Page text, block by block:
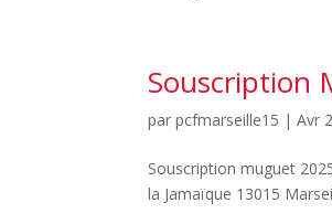
Souscription
parpcfmarseille15 |Avr
Souscription muguet
la Jamaïque 13015